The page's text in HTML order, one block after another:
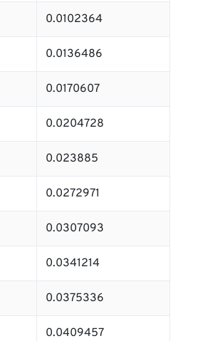
0.0102364
0.0136486
0.0170607
0.0204728
0.023885
0.0272971
0.0307093
0.0341214
0.0375336
0.0409457